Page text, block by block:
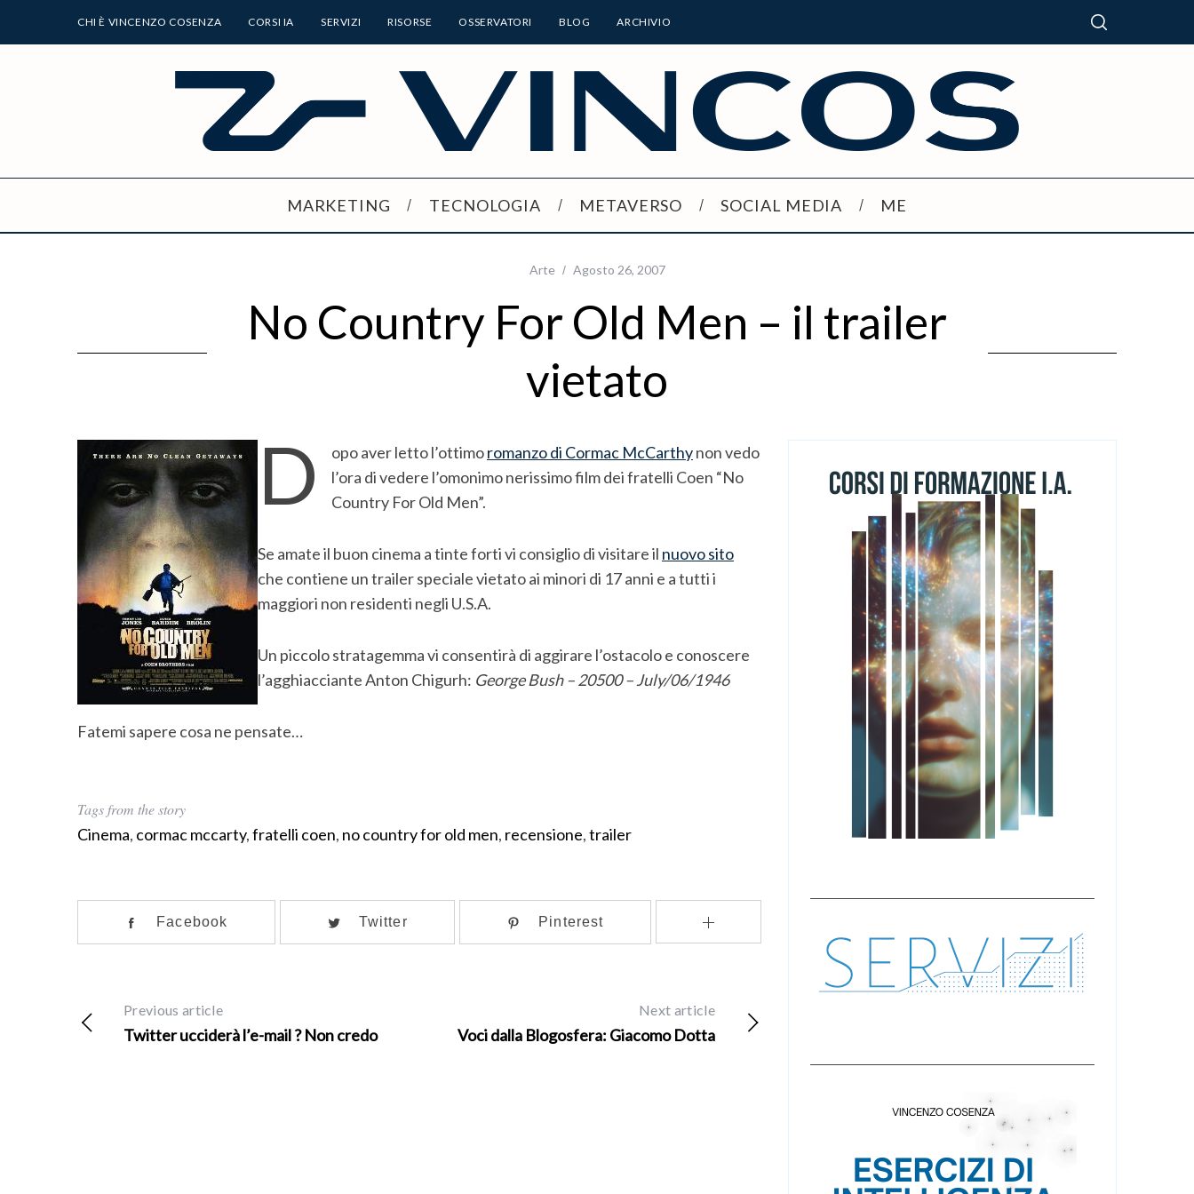
CHI È VINCENZO COSENZA CORSI IA SERVIZI RISORSE OSSERVATORI BLOG ARCHIVIO
MARKETING TECNOLOGIA METAVERSO SOCIAL MEDIA ME
Arte Agosto 26, 2007
No Country For Old Men – il trailer
vietato
D opo aver letto l’ottimoromanzo di Cormac McCarthynon vedo
l’ora di vedere l’omonimo nerissimo film dei fratelli Coen “No
Country For Old Men”.
Se amate il buon cinema a tinte forti vi consiglio di visitare il nuovo sito
che contiene un trailer speciale vietato ai minori di 17 anni e a tutti i
maggiori non residenti negli U.S.A.
Un piccolo stratagemma vi consentirà di aggirare l’ostacolo e conoscere
l’agghiacciante Anton Chigurh: George Bush – 20500 – July/06/1946
Fatemi sapere cosa ne pensate…
Tags from the story
Cinema, cormac mccarty,fratelli coen, no country for old men, recensione,trailer
Facebook Twitter Pinterest
Previous article
Twitter ucciderà l’e-mail ? Non credo
Next article
Voci dalla Blogosfera: Giacomo Dotta
S
a
f
o